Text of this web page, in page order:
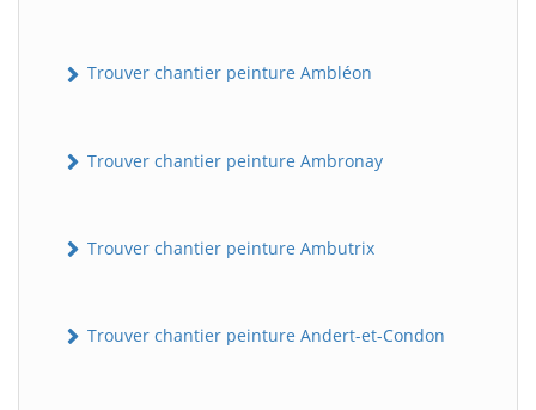
Trouver chantier peinture Ambléon
Trouver chantier peinture Ambronay
Trouver chantier peinture Ambutrix
Trouver chantier peinture Andert-et-Condon